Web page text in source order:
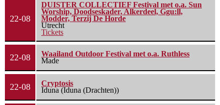
22-08
DUISTER COLLECTIEF Festival met o.a. Sun
Worship, Doodseskader, Alkerdeel, Ggu:ll,
Modder, Terzij De Horde
Utrecht
Tickets
22-08
Waailand Outdoor Festival met o.a. Ruthless
Made
22-08
Cryptosis
Iduna (Iduna (Drachten))